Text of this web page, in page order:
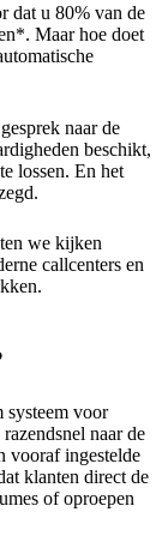
dat u 80% van de
Maar hoe doet
naar de
beschikt,
lossen. En het
we kijken
callcenters en
voor
naar de
vooraf ingestelde
klanten direct de
of oproepen